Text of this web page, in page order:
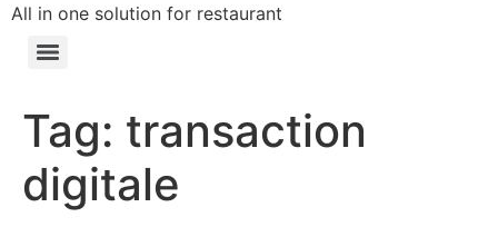
All in one solution for restaurant
Tag: transaction
digitale